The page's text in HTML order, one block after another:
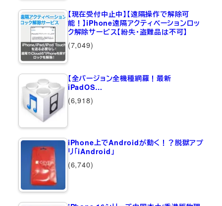
【現在受付中止中】【遠隔操作で解除可
能！】iPhone遠隔アクティベーションロッ
ク解除サービス【紛失・盗難品は不可】
(7,049)
【全バージョン全機種網羅！最新
iPadOS…
(6,918)
iPhone上でAndroidが動く！？脱獄アプ
リ「iAndroid」
(6,740)